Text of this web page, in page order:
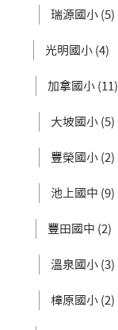
瑞源國小 (5)
光明國小 (4)
加拿國小 (11)
大坡國小 (5)
豐榮國小 (2)
池上國中 (9)
豐田國中 (2)
溫泉國小 (3)
樟原國小 (2)